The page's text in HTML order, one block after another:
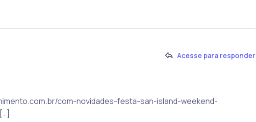
Acesse para responder
com-novidades-festa-san-island-weekend-